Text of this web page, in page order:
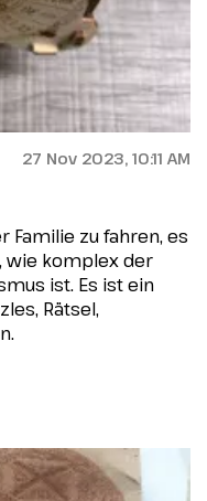
27 Nov 2023, 10:11 AM
Familie zu fahren, es
wie komplex der
ist. Es ist ein
Rätsel,